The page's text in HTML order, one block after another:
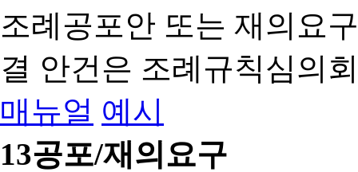
조례공포안 또는 재의요
결 안건은 조례규칙심의
매뉴얼 예시
13공포/재의요구